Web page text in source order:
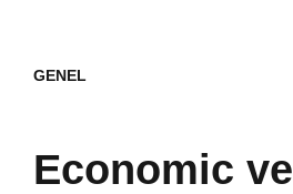
GENEL
Economic ve